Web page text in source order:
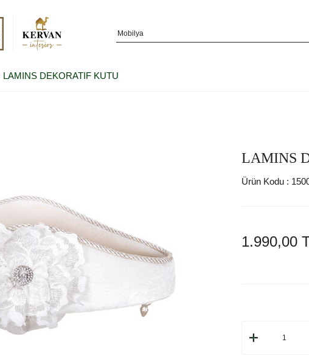
LAMINS DEKORATIF KUTU
LAMINS
Ürün Kodu :
1.990,00